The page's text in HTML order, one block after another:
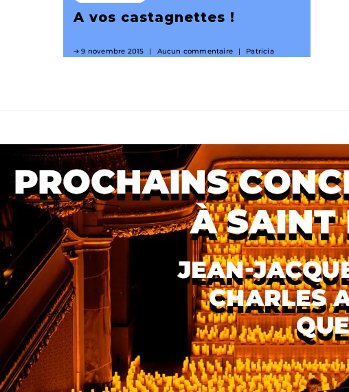
A vos castagnettes !
9 novembre 2015 Aucun commentaire Patricia